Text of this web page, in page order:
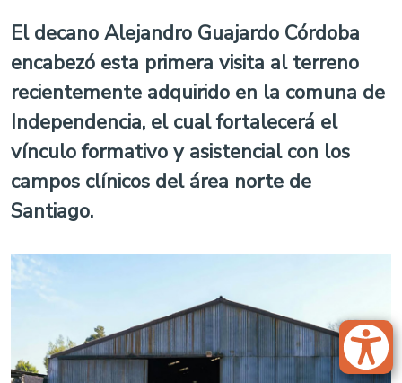
El decano Alejandro Guajardo Córdoba
encabezó esta primera visita al terreno
recientemente adquirido en la comuna de
Independencia, el cual fortalecerá el
vínculo formativo y asistencial con los
campos clínicos del área norte de
Santiago.